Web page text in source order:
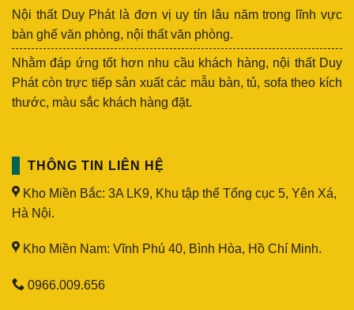
Nội thất Duy Phát là đơn vị uy tín lâu năm trong lĩnh vực
bàn ghế văn phòng, nội thất văn phòng.
Nhằm đáp ứng tốt hơn nhu cầu khách hàng, nội thất Duy
Phát còn trực tiếp sản xuất các mẫu bàn, tủ, sofa theo kích
thước, màu sắc khách hàng đặt.
THÔNG TIN LIÊN HỆ
Kho Miền Bắc: 3A LK9, Khu tập thể Tổng cục 5, Yên Xá,
Hà Nội.
Kho Miền Nam: Vĩnh Phú 40, Bình Hòa, Hồ Chí Minh.
0966.009.656